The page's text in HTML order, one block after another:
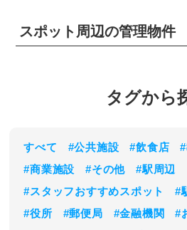
スポット周辺の管理物件
タグから
すべて #公共施設 #飲食店
#商業施設
#その他
#駅周辺
#スタッフおすすめスポット
#
#役所
#郵便局 #金融機関
#